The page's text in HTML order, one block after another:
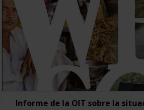
Informe de la OIT sobre la